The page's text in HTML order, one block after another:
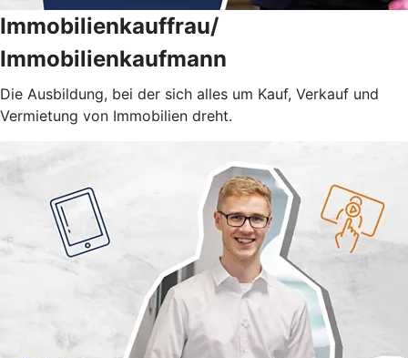
Immobilienkauffrau/
Immobilienkaufmann
Die Ausbildung, bei der sich alles um Kauf, Verkauf und
Vermietung von Immobilien dreht.